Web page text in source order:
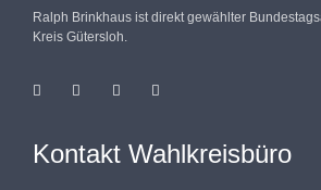
Ralph Brinkhaus ist direkt gewählter
Kreis Gütersloh.
Kontakt Wahlkreisbüro